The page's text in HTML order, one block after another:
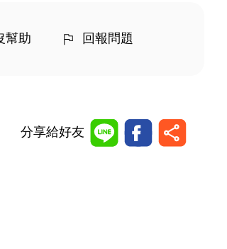
幫助 回報問題
分享給好友